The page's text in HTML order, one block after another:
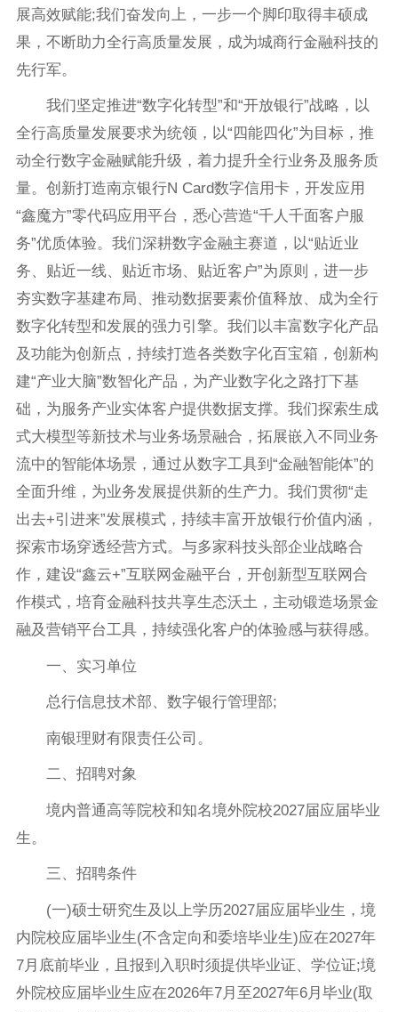
展高效赋能;我们奋发向上，一步一个脚印取得丰硕成
果，不断助力全行高质量发展，成为城商行金融科技的
先行军。
我们坚定推进“数字化转型”和“开放银行”战略，以
全行高质量发展要求为统领，以“四能四化”为目标，推
动全行数字金融赋能升级，着力提升全行业务及服务质
量。创新打造南京银行N Card数字信用卡，开发应用
“鑫魔方”零代码应用平台，悉心营造“千人千面客户服
务”优质体验。我们深耕数字金融主赛道，以“贴近业
务、贴近一线、贴近市场、贴近客户”为原则，进一步
夯实数字基建布局、推动数据要素价值释放、成为全行
数字化转型和发展的强力引擎。我们以丰富数字化产品
及功能为创新点，持续打造各类数字化百宝箱，创新构
建“产业大脑”数智化产品，为产业数字化之路打下基
础，为服务产业实体客户提供数据支撑。我们探索生成
式大模型等新技术与业务场景融合，拓展嵌入不同业务
流中的智能体场景，通过从数字工具到“金融智能体”的
全面升维，为业务发展提供新的生产力。我们贯彻“走
出去+引进来”发展模式，持续丰富开放银行价值内涵，
探索市场穿透经营方式。与多家科技头部企业战略合
作，建设“鑫云+”互联网金融平台，开创新型互联网合
作模式，培育金融科技共享生态沃土，主动锻造场景金
融及营销平台工具，持续强化客户的体验感与获得感。
一、实习单位
总行信息技术部、数字银行管理部;
南银理财有限责任公司。
二、招聘对象
境内普通高等院校和知名境外院校2027届应届毕业
生。
三、招聘条件
(一)硕士研究生及以上学历2027届应届毕业生，境
内院校应届毕业生(不含定向和委培毕业生)应在2027年
7月底前毕业，且报到入职时须提供毕业证、学位证;境
外院校应届毕业生应在2026年7月至2027年6月毕业(取